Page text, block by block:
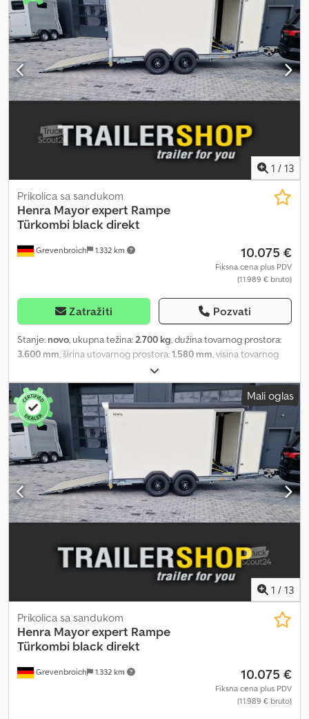
Cedpfxozmrm To Ahqjrf Preko 130 polovnih prikolica uvek
dostupno. Primer, bez obaveze: Uključujući LED unutrašnje svetlo i
zadnja svetla. Uključujući velike gume, crne felne xpert.
Uključujući bočna vrata sa centralnom bravom. Uključujući
oslonce sa ručicom. Uključujući zadnju rampu sa protukliznom
površinom i kombinaciju vrata najnovije generacije. Nova Major
xpert, aerodinamična prikolica budućnosti. Moderna – robusna –
jedinstvenu Henra Major xpert po povoljnoj ceni, uz kratkoročnu
dostupnost od 2025. godine. Novo vozilo, moguća faktura sa PDV-
om, garancija od strane specijalizovanog prodavca već 35 godina.
Autorska prava – zaštita robne marke 07.26 HE-1000037780
1 / 13
Grevenbroich 1.332 km
Prikolica sa sandukom
Henra Mayor expert Rampe
Türkombi black direkt
10.075 €
Fiksna cena plus PDV
(11.989 € bruto)
Zatražiti Pozvati
Stanje: novo, ukupna težina: 2.700 kg, dužina tovarnog prostora:
3.600 mm , širina utovarnog prostora:1.580 mm , visina tovarnog
, Godina proizvodnje:
prikolicu odmah? ANHÄNGERWIRTZ, maloprodajno mesto za vaše
nove prikolice, nudi snažne brendove! Preko 850 novih prikolica
na lageru Preko 130 polovnih prikolica stalno u ponudi.
Neposredan primer: uključuje LED traku za unutrašnje osvetljenje
i zadnja svetla uključuje velika točkove sa crnim Xpert naplatcima
uključuje bočna vrata sa centralnim zaključavanjem uključuje
ručne potporne noge uključuje zadnju rampu sa protivkliznom
oblogom i kombinacijom vrata najnovije generacije Crsdpfx Ahjy
Ulkqeqsf Novi Major Xpert – aerodinamična prikolica budućnosti.
moderna – robusna – štedljiva po pitanju goriva dostupna u
Henra Major Xpert po fer ceni i uz brzu isporuku. Novo vozilo,
račun sa iskazanim PDV-om, garancija od specijalizovanog trgovca
sa 35 godina iskustva. Autorska prava – Zaštita brenda 05.26
Mali oglas
1 / 13
Grevenbroich 1.332 km
Prikolica sa sandukom
Henra Mayor expert Rampe
Türkombi black direkt
10.075 €
Fiksna cena plus PDV
(11.989 € bruto)